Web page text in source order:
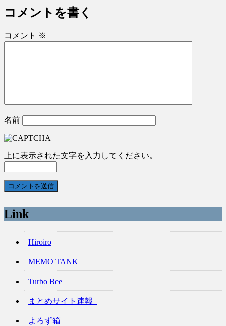
コメントを書く
コメント ※
名前
上に表示された文字を入力してください。
Link
Hiroiro
MEMO TANK
Turbo Bee
まとめサイト速報+
よろず箱